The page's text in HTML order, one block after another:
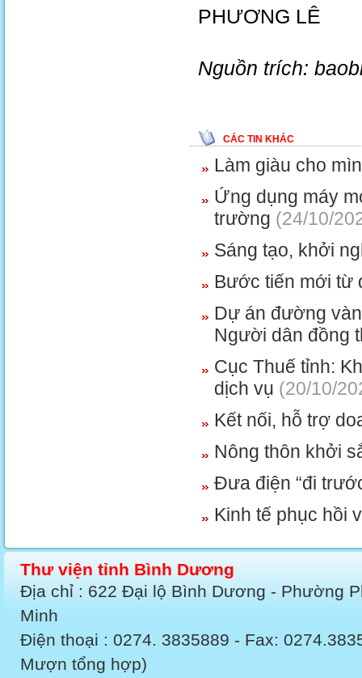
PHƯƠNG LÊ
Nguồn trích:
CÁC TIN KHÁC
Làm giàu cho
Ứng dụng máy
trường (24/10/
Sáng tạo, khởi
Bước tiến mới từ
Dự án đường
Người dân đồng
Cục Thuế tỉnh:
dịch vụ (20/10/
Kết nối, hỗ trợ
Nông thôn khởi
Đưa điện “đi
Kinh tế phục hồi
Thư viện tỉnh Bình Dương
Địa chỉ : 622 Đại lộ Bình Dương - Phường
Minh
Điện thoại : 0274. 3835889 - Fax:
Mượn tổng hợp)